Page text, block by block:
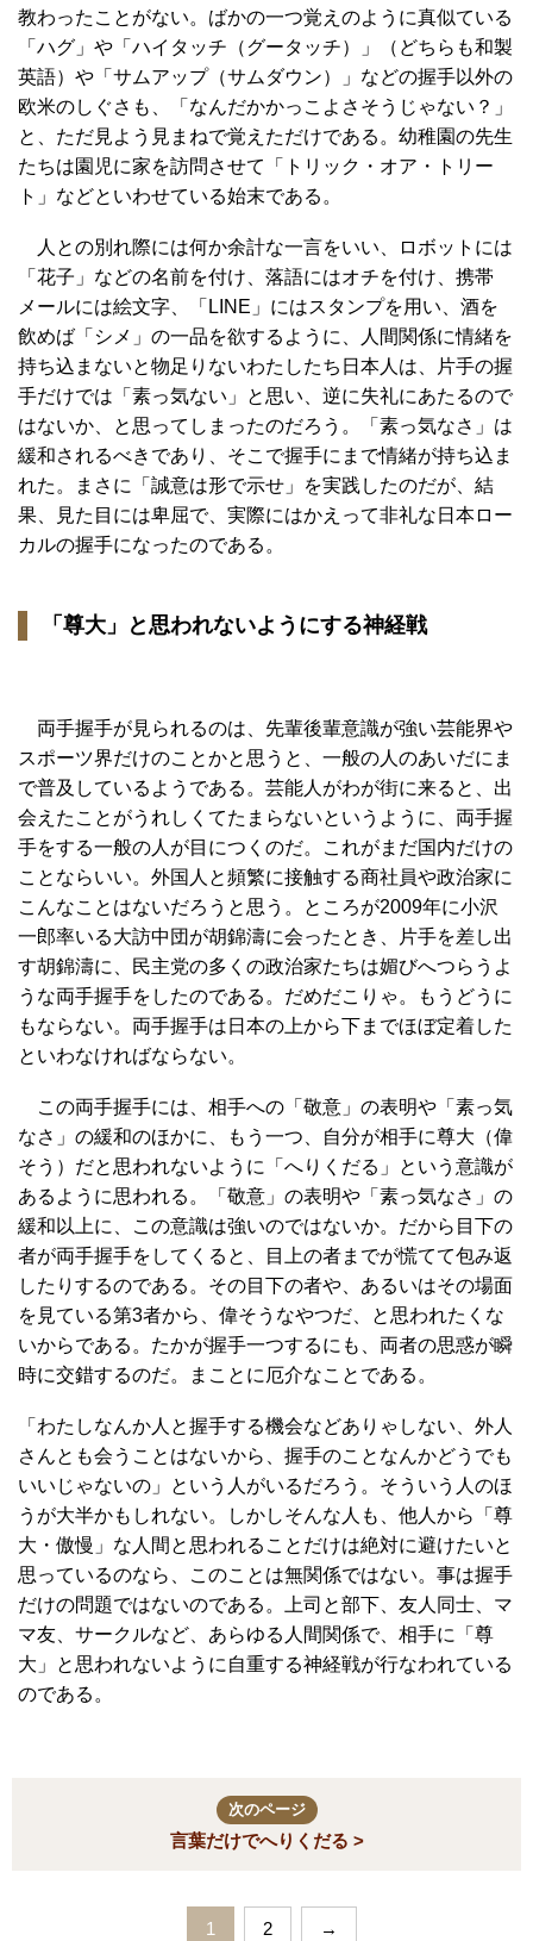
教わったことがない。ばかの一つ覚えのように真似ている
「ハグ」や「ハイタッチ（グータッチ）」（どちらも和製
英語）や「サムアップ（サムダウン）」などの握手以外の
欧米のしぐさも、「なんだかかっこよさそうじゃない？」
と、ただ見よう見まねで覚えただけである。幼稚園の先生
たちは園児に家を訪問させて「トリック・オア・トリー
ト」などといわせている始末である。
人との別れ際には何か余計な一言をいい、ロボットには
「花子」などの名前を付け、落語にはオチを付け、携帯
メールには絵文字、「LINE」にはスタンプを用い、酒を
飲めば「シメ」の一品を欲するように、人間関係に情緒を
持ち込まないと物足りないわたしたち日本人は、片手の握
手だけでは「素っ気ない」と思い、逆に失礼にあたるので
はないか、と思ってしまったのだろう。「素っ気なさ」は
緩和されるべきであり、そこで握手にまで情緒が持ち込ま
れた。まさに「誠意は形で示せ」を実践したのだが、結
果、見た目には卑屈で、実際にはかえって非礼な日本ロー
カルの握手になったのである。
「尊大」と思われないようにする神経戦
両手握手が見られるのは、先輩後輩意識が強い芸能界や
スポーツ界だけのことかと思うと、一般の人のあいだにま
で普及しているようである。芸能人がわが街に来ると、出
会えたことがうれしくてたまらないというように、両手握
手をする一般の人が目につくのだ。これがまだ国内だけの
ことならいい。外国人と頻繁に接触する商社員や政治家に
こんなことはないだろうと思う。ところが2009年に小沢
一郎率いる大訪中団が胡錦濤に会ったとき、片手を差し出
す胡錦濤に、民主党の多くの政治家たちは媚びへつらうよ
うな両手握手をしたのである。だめだこりゃ。もうどうに
もならない。両手握手は日本の上から下までほぼ定着した
といわなければならない。
この両手握手には、相手への「敬意」の表明や「素っ気
なさ」の緩和のほかに、もう一つ、自分が相手に尊大（偉
そう）だと思われないように「へりくだる」という意識が
あるように思われる。「敬意」の表明や「素っ気なさ」の
緩和以上に、この意識は強いのではないか。だから目下の
者が両手握手をしてくると、目上の者までが慌てて包み返
したりするのである。その目下の者や、あるいはその場面
を見ている第3者から、偉そうなやつだ、と思われたくな
いからである。たかが握手一つするにも、両者の思惑が瞬
時に交錯するのだ。まことに厄介なことである。
「わたしなんか人と握手する機会などありゃしない、外人
さんとも会うことはないから、握手のことなんかどうでも
いいじゃないの」という人がいるだろう。そういう人のほ
うが大半かもしれない。しかしそんな人も、他人から「尊
大・傲慢」な人間と思われることだけは絶対に避けたいと
思っているのなら、このことは無関係ではない。事は握手
だけの問題ではないのである。上司と部下、友人同士、マ
マ友、サークルなど、あらゆる人間関係で、相手に「尊
大」と思われないように自重する神経戦が行なわれている
のである。
次のページ
言葉だけでへりくだる >
1 2 →